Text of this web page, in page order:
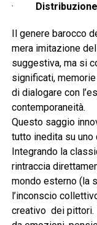
·
Il genere barocco
mera imitazione
suggestiva, ma si
significati,
di dialogare con
contemporaneità.
Questo saggio
tutto inedita su
Integrando la
rintraccia
mondo esterno (la
l’inconscio
creativo dei pittori.